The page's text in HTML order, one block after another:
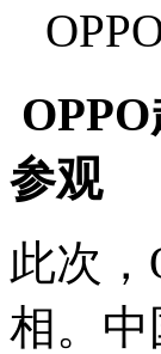
参观
此次
相。